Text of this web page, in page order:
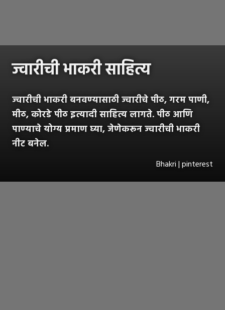
ज्वारीची भाकरी साहित्य
ज्वारीची भाकरी बनवण्यासाठी ज्वारीचे पीठ, गरम पाणी,
मीठ, कोरडे पीठ इत्यादी साहित्य लागते. पीठ आणि
पाण्याचे योग्य प्रमाण घ्या, जेणेकरून ज्वारीची भाकरी
नीट बनेल.
Bhakri | pinterest